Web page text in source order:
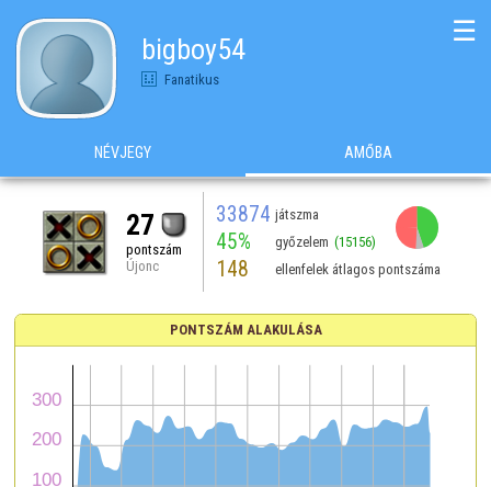
bigboy54
Fanatikus
☰
NÉVJEGY AMŐBA
27
pontszám
Újonc
33874 játszma
45% győzelem (15156)
148 ellenfelek átlagos pontszáma
PONTSZÁM ALAKULÁSA